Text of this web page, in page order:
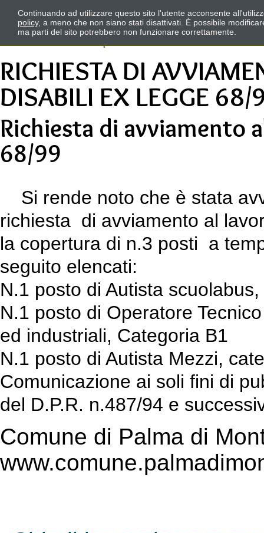
RICHIESTA DI
DISABILI EX LEGGE 68/
Richiesta di avviamento
68/99
Si rende noto che è stata
richiesta di avviamento al
la copertura di n.3 posti a
seguito elencati:
N.1 posto di Autista
N.1 posto di Operatore
ed industriali, Categoria B1
N.1 posto di Autista Mezzi,
Comunicazione ai soli fini di
del D.P.R. n.487/94 e
Comune di Palma di
Continuando ad utilizzare questo sito l'utente acconsente
policy, a meno che non siano stati disattivati. È possibile
ma parti del sito potrebbero non funzionare correttamente.